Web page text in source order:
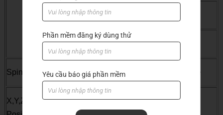
2000*4000*200mm|6´*13´
2000*6000*200mm|6´*20´
Spindle Power 9kw Italy HSD air cooling spindle
X,Y,Z Traveling
Phần mềm đăng ký dùng thử
Yêu cầu báo giá phần mềm